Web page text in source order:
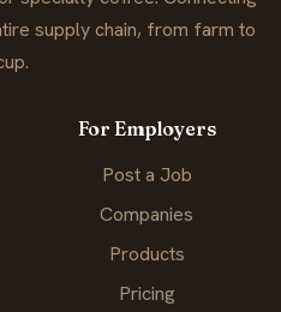
supply chain, from farm to
For Employers
Post a Job
Companies
Products
Pricing